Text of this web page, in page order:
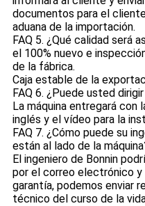
documentos para el
aduana de la importación.
FAQ 5. ¿Qué calidad será
el 100% nuevo e
de la fábrica.
Caja estable de la
FAQ 6. ¿Puede usted
La máquina entregará con
inglés y el vídeo para la
FAQ 7. ¿Cómo puede su
están al lado de la
El ingeniero de Bonnin
por el correo electrónico y
garantía, podemos enviar
técnico del curso de la